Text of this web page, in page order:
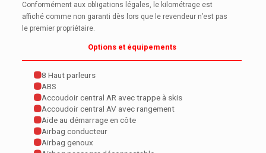
Conformément aux obligations légales, le kilométrage est
affiché comme non garanti dès lors que le revendeur n’est pas
le premier propriétaire.
Options et équipements
8 Haut parleurs
ABS
Accoudoir central AR avec trappe à skis
Accoudoir central AV avec rangement
Aide au démarrage en côte
Airbag conducteur
Airbag genoux